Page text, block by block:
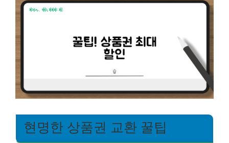
현명한 상품권 교환 꿀팁